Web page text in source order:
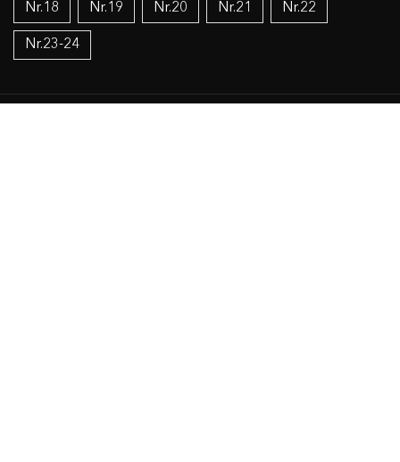
Nr.18 Nr.19 Nr.20 Nr.21 Nr.22
Nr.23-24